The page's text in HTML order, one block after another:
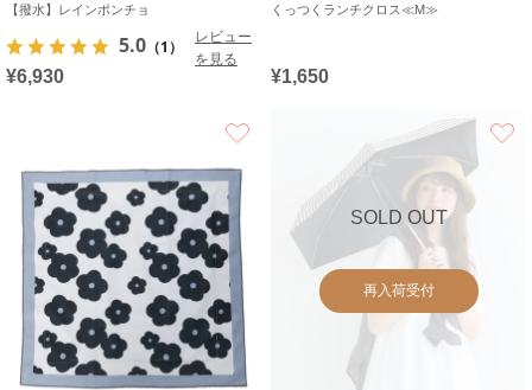
【撥水】レインポンチョ
5.0 （1）
レビュー
を見る
¥6,930
くっつくランチクロス≪M≫
¥1,650
SOLD OUT
再入荷受付